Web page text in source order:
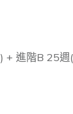
進階B 25